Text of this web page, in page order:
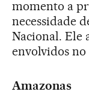
momento a
necessidade
Nacional. Ele
envolvidos
Amazonas